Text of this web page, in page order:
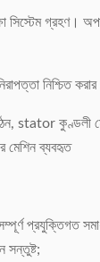
সিস্টেম গ্রহণ।
নিশ্চিত
stator কুণ্ডলী
মেশিন ব্যবহৃত
প্রযুক্তিগত
সন্তুষ্ট;